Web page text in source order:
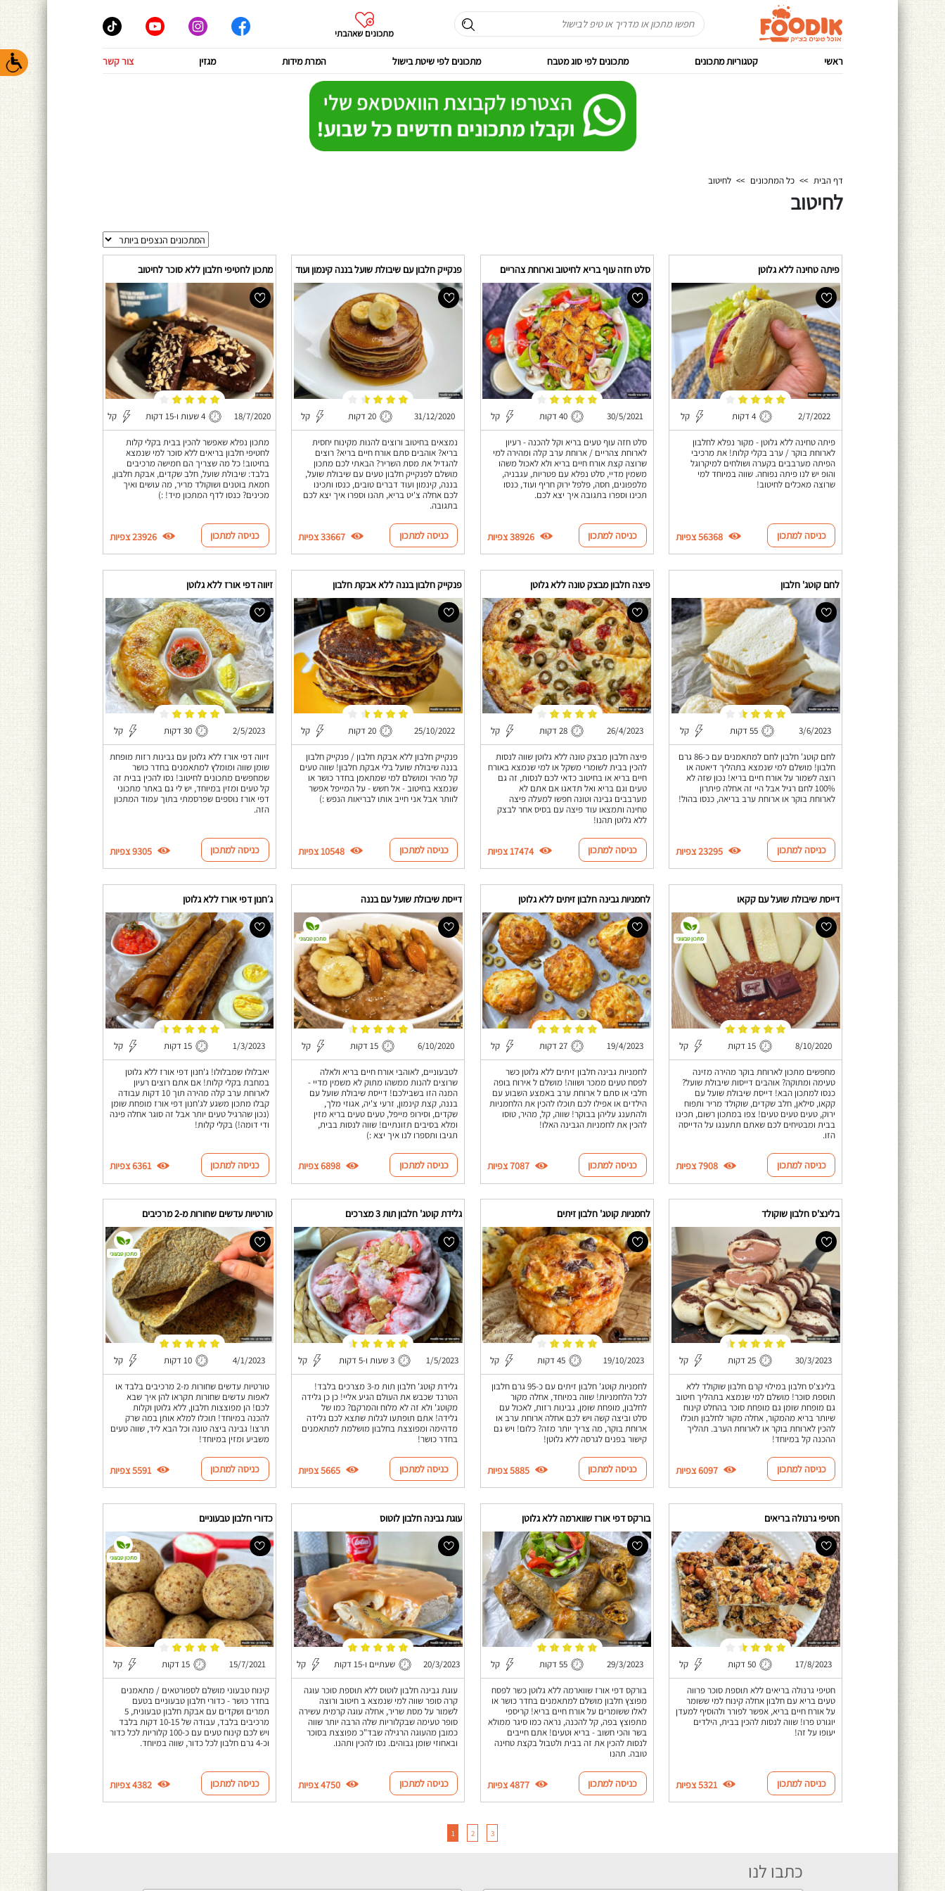
מתכונים שאהבתי
ראשי קטגוריות מתכונים מתכונים לפי סוג מטבח מתכונים לפי שיטת בישול המרת מידות מגזין צור קשר
דף הבית >> כל המתכונים >> לחיטוב
לחיטוב
פיתה טחינה ללא גלוטן
2/7/2022 4 דקות קל
פיתה טחינה ללא גלוטן - מקור נפלא לחלבון
לארוחת בוקר / ערב בקלי קלות! את מרכיבי
הפיתה מערבבים בקערה ושולחים למיקרוגל
והופ יש לנו פיתה נפוחה. שווה במיוחד למי
שרוצה מאכלים לחיטוב!
כניסה למתכון 56368 צפיות
סלט חזה עוף בריא לחיטוב וארוחת צהריים
30/5/2021 40 דקות קל
סלט חזה עוף טעים בריא וקל להכנה - רעיון
לארוחת צהריים / ארוחת ערב קלה ומהירה למי
שרוצה קצת אורח חיים בריא ולא לאכול משהו
משמין מדיי, סלט נפלא עם פטריות, עגבניה,
מלפפונים, חסה, פלפל ירוק חריף ועוד, כנסו
תכינו וספרו בתגובה איך יצא לכם.
כניסה למתכון 38926 צפיות
פנקייק חלבון עם שיבולת שועל בננה קינמון ועוד
31/12/2020 20 דקות קל
נמצאים בחיטוב ורוצים להנות מקינוח יחסית
בריא? אוהבים סתם אורח חיים בריא? רוצים
להגדיל את מסת השריר? הבאתי לכם מתכון
מושלם לפנקייק חלבון טעים עם שיבולת שועל,
בננה, קינמון ועוד דברים טובים, כנסו ותכינו
לכם אחלה צ'יט בריא, תהנו וספרו איך יצא לכם
בתגובה.
כניסה למתכון 33667 צפיות
מתכון לחטיפי חלבון ללא סוכר לחיטוב
18/7/2020 4 שעות ו-15 דקות קל
מתכון נפלא שאפשר להכין בבית בקלי קלות
לחטיפי חלבון בריאים ללא סוכר למי שנמצא
בחיטוב! כל מה שצריך הם חמישה מרכיבים
בלבד: שיבולת שועל, חלב שקדים, אבקת חלבון,
חמאת בוטנים ושוקולד מריר, מה עושים ואיך
מכינים? כנסו לדף המתכון מיד! :)
כניסה למתכון 23926 צפיות
לחם קוטג' חלבון
3/6/2023 55 דקות קל
לחם קוטג' חלבון לחם למתאמנים עם כ-86 גרם
חלבון! מושלם למי שנמצא בתהליך דיאטה או
רוצה לשמור על אורח חיים בריא! נכון שזה לא
100% לחם רגיל אבל היי זה אחלה פיתרון
לארוחת בוקר או ארוחת ערב בריאה, כנסו בהול!
כניסה למתכון 23295 צפיות
פיצה חלבון מבצק טונה ללא גלוטן
26/4/2023 28 דקות קל
פיצה חלבון מבצק טונה ללא גלוטן שווה לנסות
להכין בבית לשומרי משקל או למי שנמצא באורח
חיים בריא או בחיטוב כדאי לכם לנסות, זה גם
טעים וגם בריא ואל תדאגו אם אתם לא
מערבבים גבינה וטונה חפשו למעלה פיצה
טחינה ותמצאו עוד פיצה עם בסיס אחר לבצק
ללא גלוטן תהנו!
כניסה למתכון 17474 צפיות
פנקייק חלבון בננה ללא אבקת חלבון
25/10/2022 20 דקות קל
פנקייק חלבון ללא אבקת חלבון / פנקייק חלבון
בננה שיבולת שועל בלי אבקת חלבון! שווה טעים
קל מהיר ומושלם למי שמתאמן בחדר כושר או
שנמצא בחיטוב - אל חשש - על המייפל אפשר
לוותר אבל אני חייב אותו לבריאות הנפש :)
כניסה למתכון 10548 צפיות
זיווה דפי אורז ללא גלוטן
2/5/2023 30 דקות קל
זיווה דפי אורז ללא גלוטן עם גבינות רזות מופחת
שומן שווה ומומלץ למתאמנים בחדר כושר
שמחפשים מתכונים לחיטוב! נסו להכין בבית זה
קל טעים ומזין במיוחד, יש לי גם באתר מתכוני
דפי אורז נוספים שפרסמתי בתוך עמוד המתכון
הזה.
כניסה למתכון 9305 צפיות
דייסת שיבולת שועל עם קקאו
8/10/2020 15 דקות קל
מחפשים מתכון לארוחת בוקר מהירה מזינה
טעימה ומתוקה? אוהבים דייסות שיבולת שועל?
כנסו למתכון הבא! דייסת שיבולת שועל עם
קקאו, סילאן, חלב שקדים, שוקולד מריר ותפוח
ירוק, טעים טעים טעים! צפו במתכון רשום, תכינו
בבית ומבטיחים לכם שאתם תתענגו על הדייסה
הזו.
מתכון טבעוני
כניסה למתכון 7908 צפיות
לחמניות גבינה חלבון זיתים ללא גלוטן
19/4/2023 27 דקות קל
לחמניות גבינה חלבון זיתים ללא גלוטן כשר
לפסח טעים ממכר ושווה! מושלם ל אירוח בופה
חלבי או סתם ל ארוחת ערב באמצע השבוע עם
הילדים או אפילו לכם תוכלו להכין את הלחמניות
ולהתענג עליהן בבוקר! שווה, קל, מהיר, טוסו
להכין את לחמניות הגבינה האלו!
כניסה למתכון 7087 צפיות
דייסת שיבולת שועל עם בננה
6/10/2020 15 דקות קל
לטבעוניים, לאוהבי אורח חיים בריא ולאלה
שרוצים להנות ממשהו מתוק לא משמין מדיי -
המנה הזו בשבילכם! דייסת שיבולת שועל עם
בננה, קצת קינמון, זרעי צ'יה, אגוזי מלך,
שקדים, וסירופ מייפל, טעים טעים בריא מזין
ומלא בסיבים תזונתיים! שווה לנסות בבית,
תגיבו ותספרו לנו איך יצא :)
מתכון טבעוני
כניסה למתכון 6898 צפיות
ג׳חנון דפי אורז ללא גלוטן
1/3/2023 15 דקות קל
יאבלולו שמבלולו! ג'חנון דפי אורז ללא גלוטן
במחבת בקלי קלות! אם אתם רוצים רעיון
לארוחת ערב קלה מהירה תוך 10 דקות עבודה
קבלו מתכון משגע לג'חנון דפי אורז מופחת שומן
(נכון שהרגיל טעים יותר אבל זה סוגר אחלה פינה
ודי דומה!) בקלי קלות!
כניסה למתכון 6361 צפיות
בלינצ'ס חלבון שוקולד
30/3/2023 25 דקות קל
בלינצ'ס חלבון במילוי קרם חלבון שוקולד ללא
תוספת סוכר! מושלם למי שנמצא בתהליך חיטוב
גם מופחת שומן גם מופחת סוכר בהחלט קינוח
שיותר בריא מהמקור, אחלה מקור לחלבון תוכלו
להכין לארוחת בוקר או לארוחת הערב. תהליך
ההכנה קל במיוחד!
כניסה למתכון 6097 צפיות
לחמניות קוטג' חלבון זיתים
19/10/2023 45 דקות קל
לחמניות קוטג' חלבון זיתים עם כ-95 גרם חלבון
לכל הלחמניות! שווה במיוחד, אחלה מקור
לחלבון, מופחת שומן, גבינות רזות, לאכול עם
סלט וביצה קשה ויש לכם אחלה ארוחת ערב או
ארוחת בוקר, מה צריך יותר מזה? כלום! ויש גם
קישור בפנים לגרסה ללא גלוטן!
כניסה למתכון 5885 צפיות
גלידת קוטג' חלבון תות 3 מצרכים
1/5/2023 3 שעות ו-5 דקות קל
גלידת קוטג' חלבון תות מ-3 מצרכים בלבד!
הטרנד שכבש את העולם הגיע אליי! כן כן גלידה
מקוטג' ולא זה לא מלוח והמרקם? כמו של
גלידה! אתם תופתעו לגלות שתצא לכם גלידה
מדהימה ומפוצצת בחלבון מושלמת למתאמנים
בחדר כושר!
כניסה למתכון 5665 צפיות
טורטיות עדשים שחורות מ-2 מרכיבים
4/1/2023 10 דקות קל
טורטיות עדשים שחורות מ-2 מרכיבים בלבד או
לאפות עדשים שחורות תקראו להן איך שבא
לכם! הן מפוצצות חלבון, ללא גלוטן וקלות
להכנה במיוחד! תוכלו למלא אותן במה שרק
תרצו! גבינה ביצה טונה וכל הבא ליד, שווה טעים
משביע ומזין במיוחד!
מתכון טבעוני
כניסה למתכון 5591 צפיות
חטיפי גרנולה בריאים
17/8/2023 50 דקות קל
חטיפי גרנולה בריאים ללא תוספת סוכר פרווה
טעים בריא עם חלבון אחלה קינוח למי ששומר
על אורח חיים בריא, אפשר לפורר ולהוסיף למעדן
יוגורט פרו! שווה לנסות להכין בבית, הילדים
יעופו על זה!
כניסה למתכון 5321 צפיות
בורקס דפי אורז שווארמה ללא גלוטן
29/3/2023 55 דקות קל
בורקס דפי אורז שווארמה ללא גלוטן כשר לפסח
מפוצץ חלבון מושלם למתאמנים בחדר כושר או
לאלו ששומרים על אורח חיים בריא! קריספי
מתפוצץ בפה, קל להכנה, נראה כמו סיגר ממולא
בשר והכי חשוב - בריא וטעים! אתם חייבים
לנסות להכין את זה בבית ולטבול בקצת טחינה
טובה. תהנו
כניסה למתכון 4877 צפיות
עוגת גבינה חלבון לוטוס
20/3/2023 שעתיים ו-15 דקות קל
עוגת גבינה חלבון לוטוס ללא תוספת סוכר עוגה
קרה סופר שווה למי שנמצא ב חיטוב ורוצה
לשמור על מסת שריר, אחלה עוגה קרמית עשירה
סופר טעימה שבקלוריות שלה הרבה יותר שווה
כמובן מהעוגה הרגילה שבד"כ מפוצצת בסוכר
ובאחוזי שומן גבוהים. נסו להכין ותהנו.
כניסה למתכון 4750 צפיות
כדורי חלבון טבעוניים
15/7/2021 15 דקות קל
קינוח טבעוני מושלם לספורטאים / מתאמנים
בחדר כושר - כדורי חלבון טבעוניים בטעם
תמרים ושקדים עם אבקת חלבון טבעונית, 5
מרכיבים בלבד, עבודה של 10-15 דקות בלבד
ויש לכם קינוח טעים עם כ-100 קלוריות לכל כדור
וכ-4 גרם חלבון לכל כדור, שווה במיוחד.
מתכון טבעוני
כניסה למתכון 4382 צפיות
1 2 3
כתבו לנו